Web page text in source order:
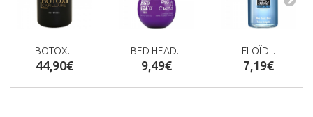
BOTOX...
44,90€
BED HEAD...
9,49€
FLOÏD...
7,19€